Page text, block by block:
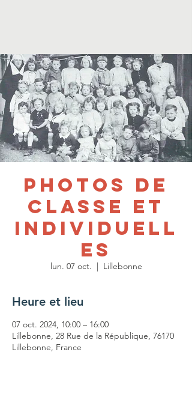
Photos de
classe et
individuell
es
lun. 07 oct.
  |
Lillebonne
Heure et lieu
07 oct. 2024, 10:00 – 16:00
Lillebonne, 28 Rue de la République, 76170
Lillebonne, France